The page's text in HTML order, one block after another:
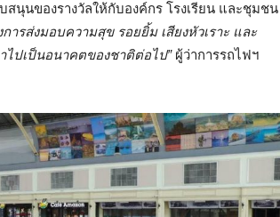
นุนของรางวัลให้กับองค์กร โรงเรียน และชุมชน
ารส่งมอบความสุข รอยยิ้ม เสียงหัวเราะ และ
ไปเป็นอนาคตของชาติต่อไป”ผู้ว่าการรถไฟฯ